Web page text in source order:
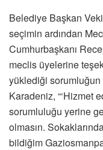
Belediye Başkan
seçimin ardından
Cumhurbaşkanı
meclis üyelerine
yüklediği sorumluğun
Karadeniz, “‘Hizmet
sorumluluğu yerine
olmasın.
bildiğim